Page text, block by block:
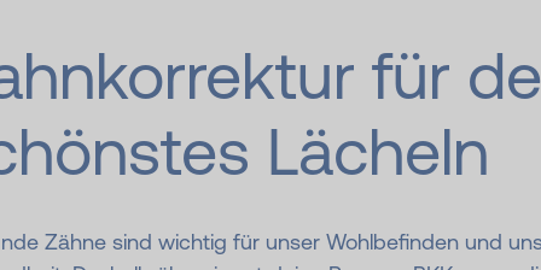
für
Lächeln
Zähne sind wichtig für unser Wohlbefinden und